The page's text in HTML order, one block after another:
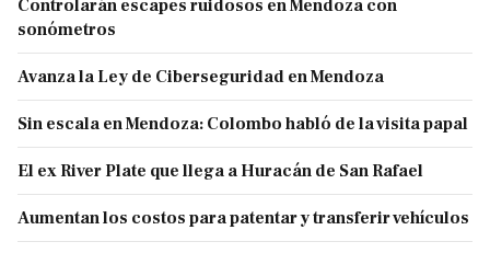
Controlarán escapes ruidosos en Mendoza con
sonómetros
Avanza la Ley de Ciberseguridad en Mendoza
Sin escala en Mendoza: Colombo habló de la visita papal
El ex River Plate que llega a Huracán de San Rafael
Aumentan los costos para patentar y transferir vehículos